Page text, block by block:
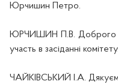
Юрчишин Петро.
ЮРЧИШИН П.В. Доброго
участь в засіданні комітету.
ЧАЙКІВСЬКИЙ І.А.